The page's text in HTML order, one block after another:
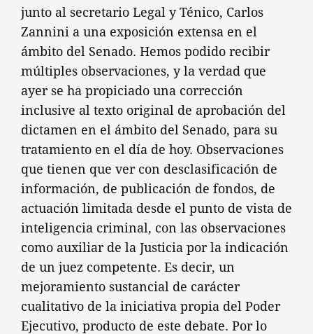
junto al secretario Legal y Ténico, Carlos
Zannini a una exposición extensa en el
ámbito del Senado. Hemos podido recibir
múltiples observaciones, y la verdad que
ayer se ha propiciado una corrección
inclusive al texto original de aprobación del
dictamen en el ámbito del Senado, para su
tratamiento en el día de hoy. Observaciones
que tienen que ver con desclasificación de
información, de publicación de fondos, de
actuación limitada desde el punto de vista de
inteligencia criminal, con las observaciones
como auxiliar de la Justicia por la indicación
de un juez competente. Es decir, un
mejoramiento sustancial de carácter
cualitativo de la iniciativa propia del Poder
Ejecutivo, producto de este debate. Por lo